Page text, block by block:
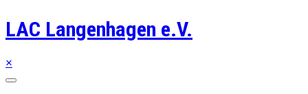
LAC Langenhagen e.V.
×